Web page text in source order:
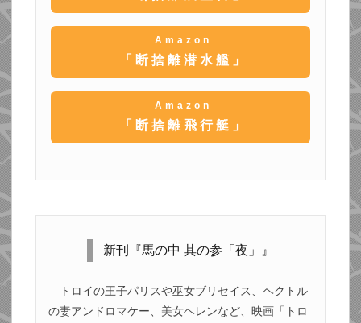
Amazon
「断捨離潜水艦」
Amazon
「断捨離飛行艇」
新刊『馬の中 其の参「夜」』
トロイの王子パリスや巫女ブリセイス、ヘクトル
の妻アンドロマケー、美女ヘレンなど、映画「トロ